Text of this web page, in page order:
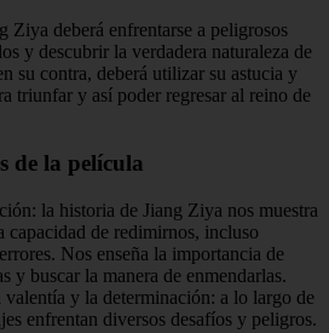
Ziya deberá enfrentarse a peligrosos
y descubrir la verdadera naturaleza de
su contra, deberá utilizar su astucia y
triunfar y así poder regresar al reino de
de la película
la historia de Jiang Ziya nos muestra
capacidad de redimirnos, incluso
Nos enseña la importancia de
y buscar la manera de enmendarlas.
y la determinación: a lo largo de
enfrentan diversos desafíos y peligros.